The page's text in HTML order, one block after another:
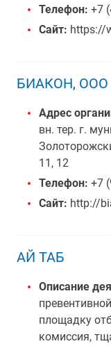
Телефон: +7
Сайт: https://
БИАКОН, ООО
Адрес
вн. тер. г.
11, 12
Телефон: +7
Сайт: http://
АЙ ТАБ
Описание
площадку
комиссия,